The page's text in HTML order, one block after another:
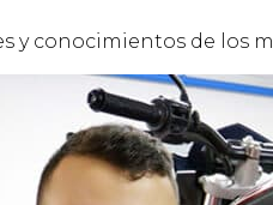
y conocimientos de los